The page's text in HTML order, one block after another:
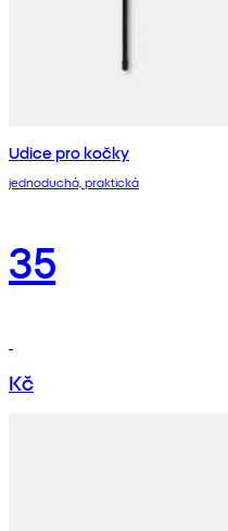
Udice pro kočky
jednoduchá, praktická
35
Kč